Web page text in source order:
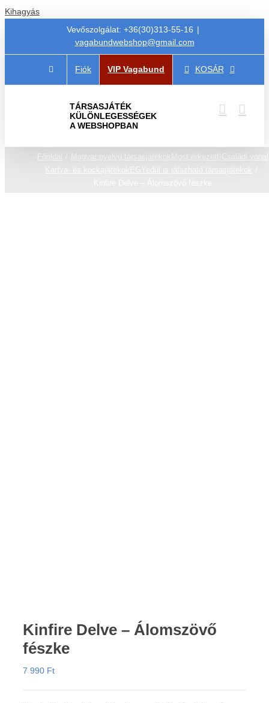
Kihagyás
Vevőszolgálat: +36(30)313-55-16 |
vagabundwebshop@gmail.com
Fiók VIP Vagabund KOSÁR
TÁRSASJÁTÉK
KÜLÖNLEGESSÉGEK
A WEBSHOPBAN
Főoldal Magyar nyelvű társasjátékok Most érkezett!
Családi vonal
EGYedül is játszható társasjátékok
Kinfire Delve – Álomszövő
fészke
7 990 Ft